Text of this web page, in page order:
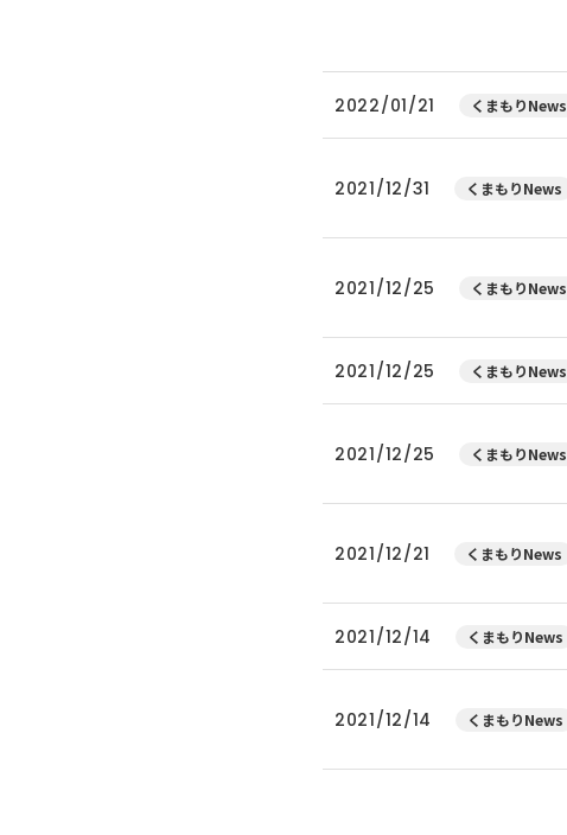
2022/01/21 くまもりNews
2021/12/31 くまもりNews
2021/12/25 くまもりNews
2021/12/25 くまもりNews
2021/12/25 くまもりNews
2021/12/21 くまもりNews
2021/12/14 くまもりNews
2021/12/14 くまもりNews